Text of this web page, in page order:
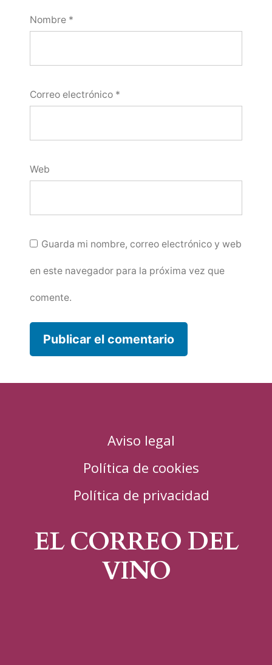
Nombre *
Correo electrónico *
Web
Guarda mi nombre, correo electrónico y web
en este navegador para la próxima vez que
comente.
Aviso legal
Política de cookies
Política de privacidad
EL CORREO DEL
VINO